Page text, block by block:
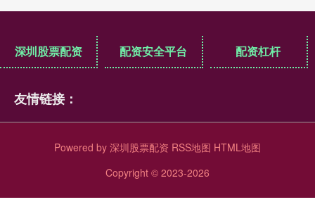
深圳股票配资 配资安全平台 配资杠杆
友情链接：
Powered by 深圳股票配资 RSS地图 HTML地图
Copyright © 2023-2026